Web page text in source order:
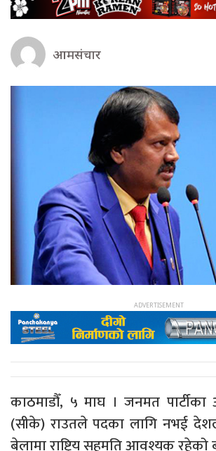
आमसंचार
काठमाडौँ, ५ माघ । जनमत पार्टीका
(सीके) राउतले पदका लागि नभई
बेलामा राष्ट्रिय सहमति आवश्यक